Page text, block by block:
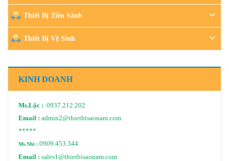
Thiết Bị Tiền Sảnh
Thiết Bị Vệ Sinh
KINH DOANH
Ms.Lộc : 0937.212.202
Email : admin2@thietbisaonam.com
*****
Ms.Nhi : 0909.453.344
Email : sales1@thietbisaonam.com